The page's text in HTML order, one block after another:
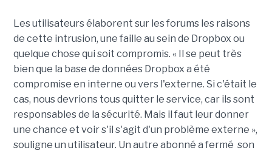
Les utilisateurs élaborent sur les forums les raisons
de cette intrusion, une faille au sein de Dropbox ou
quelque chose qui soit compromis. « Il se peut très
bien que la base de données Dropbox a été
compromise en interne ou vers l'externe. Si c'était le
cas, nous devrions tous quitter le service, car ils sont
responsables de la sécurité. Mais il faut leur donner
une chance et voir s'il s'agit d'un problème externe »,
souligne un utilisateur. Un autre abonné a fermé son